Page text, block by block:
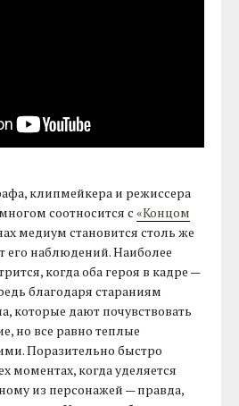
клипмейкера и режиссера
соотносится с«Концом
медиум становится столь же
его наблюдений. Наиболее
когда оба героя в кадре —
благодаря стараниям
которые дают почувствовать
но все равно теплые
Поразительно быстро
моментах, когда уделяется
из персонажей — правда,